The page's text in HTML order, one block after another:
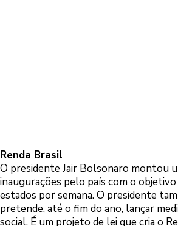
Renda Brasil
O presidente Jair Bolsonaro montou
inaugurações pelo país com o
estados por semana. O presidente
pretende, até o fim do ano, lançar
social. É um projeto de lei que cria o